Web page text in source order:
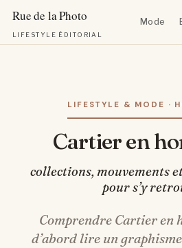
LIFESTYLE ÉDITORIAL
Mode
LIFESTYLE & MODE ·
Cartier en
collections, mouvements
pour s’y
Comprendre Cartier en
d’abord lire un